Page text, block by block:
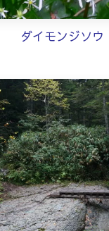
ダイモンジソウ